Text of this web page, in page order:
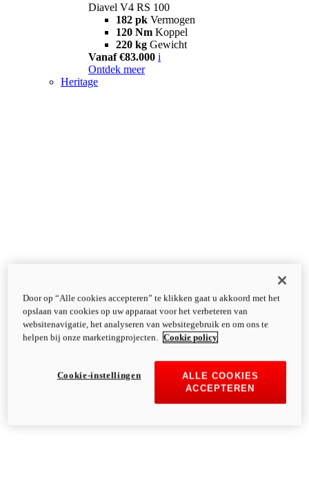
Diavel V4 RS 100
182 pk Vermogen
120 Nm Koppel
220 kg Gewicht
Vanaf €83.000 i
Ontdek meer
Heritage
Door op “Alle cookies accepteren” te klikken gaat u akkoord met het
opslaan van cookies op uw apparaat voor het verbeteren van
websitenavigatie, het analyseren van websitegebruik en om ons te
helpen bij onze marketingprojecten.
Cookie policy
ALLE COOKIES
ACCEPTEREN
Cookie-instellingen